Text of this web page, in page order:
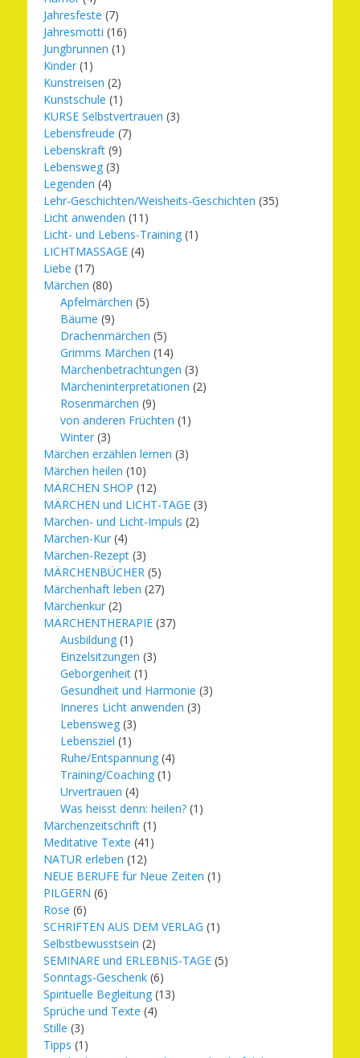
Jahresfeste (7)
Jahresmotti (16)
Jungbrunnen (1)
Kinder (1)
Kunstreisen (2)
Kunstschule (1)
KURSE Selbstvertrauen (3)
Lebensfreude (7)
Lebenskraft (9)
Lebensweg (3)
Legenden (4)
Lehr-Geschichten/Weisheits-Geschichten (35)
Licht anwenden (11)
Licht- und Lebens-Training (1)
LICHTMASSAGE (4)
Liebe (17)
Märchen (80)
Apfelmärchen (5)
Bäume (9)
Drachenmärchen (5)
Grimms Märchen (14)
Märchenbetrachtungen (3)
Märcheninterpretationen (2)
Rosenmärchen (9)
von anderen Früchten (1)
Winter (3)
Märchen erzählen lernen (3)
Märchen heilen (10)
MÄRCHEN SHOP (12)
MÄRCHEN und LICHT-TAGE (3)
Märchen- und Licht-Impuls (2)
Märchen-Kur (4)
Märchen-Rezept (3)
MÄRCHENBÜCHER (5)
Märchenhaft leben (27)
Märchenkur (2)
MÄRCHENTHERAPIE (37)
Ausbildung (1)
Einzelsitzungen (3)
Geborgenheit (1)
Gesundheit und Harmonie (3)
Inneres Licht anwenden (3)
Lebensweg (3)
Lebensziel (1)
Ruhe/Entspannung (4)
Training/Coaching (1)
Urvertrauen (4)
Was heisst denn: heilen? (1)
Märchenzeitschrift (1)
Meditative Texte (41)
NATUR erleben (12)
NEUE BERUFE für Neue Zeiten (1)
PILGERN (6)
Rose (6)
SCHRIFTEN AUS DEM VERLAG (1)
Selbstbewusstsein (2)
SEMINARE und ERLEBNIS-TAGE (5)
Sonntags-Geschenk (6)
Spirituelle Begleitung (13)
Sprüche und Texte (4)
Stille (3)
Tipps (1)